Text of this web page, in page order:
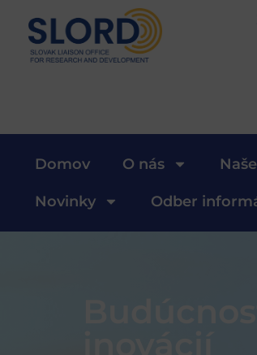
Domov O nás
Novinky Odber